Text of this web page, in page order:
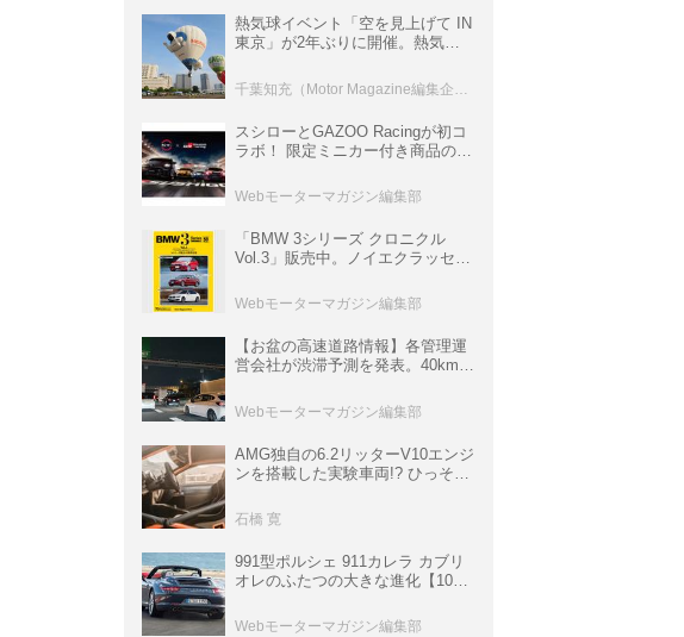
熱気球イベント「空を見上げて IN
東京」が2年ぶりに開催。熱気球
室などのコンテンツも
スシローとGAZOO Racingが初コ
ラボ！ 限定ミニカー付き商品の
ト体験があたる抽選企画などを展
開
Webモーターマガジン編集部
「BMW 3シリーズ クロニクル
Vol.3」販売中。ノイエクラッセか
ムック
Webモーターマガジン編集部
【お盆の高速道路情報】各管理運
営会社が渋滞予測を発表。40km以
数ある
Webモーターマガジン編集部
AMG独自の6.2リッターV10エンジ
ンを搭載した実験車両!? ひっそり
P900 プロトタイプ」とは
石橋 寛
991型ポルシェ 911カレラ カブリ
オレのふたつの大きな進化【10年
Webモーターマガジン編集部